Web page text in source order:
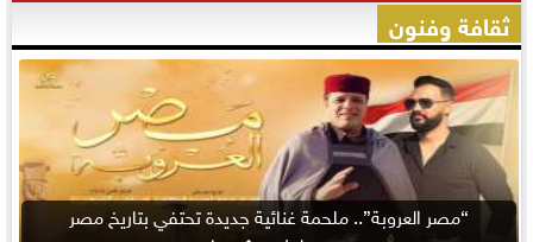
ثقافة وفنون
“مصر العروبة”.. ملحمة غنائية جديدة تحتفي بتاريخ مصر